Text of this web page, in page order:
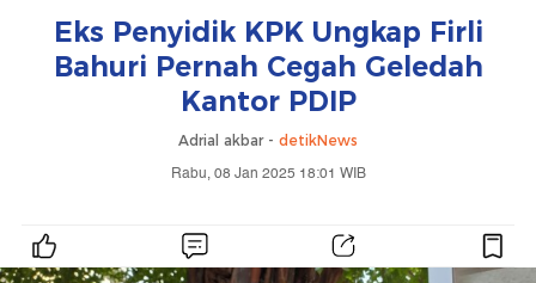
Eks Penyidik KPK Ungkap Firli
Bahuri Pernah Cegah Geledah
Kantor PDIP
Adrial akbar - detikNews
Rabu, 08 Jan 2025 18:01 WIB